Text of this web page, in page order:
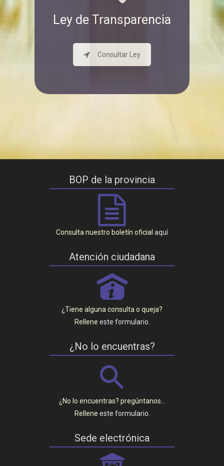
Ley de Transparencia
Consultar Ley
BOP de la provincia
Consulta nuestro boletín oficial aquí
Atención ciudadana
P
¿Tiene alguna consulta o queja?
Rellene este formulario
¿No lo encuentras?
¿No lo encuentras? pregúntanos…
Rellene este formulario
Sede electrónica